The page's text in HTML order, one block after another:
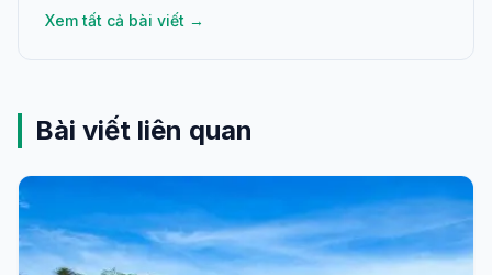
Xem tất cả bài viết →
Bài viết liên quan